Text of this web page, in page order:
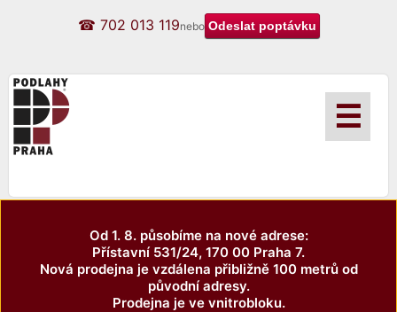
☎ 702 013 119nebo
☰
Od 1. 8. působíme na nové adrese:
Přístavní 531/24, 170 00 Praha 7.
Nová prodejna je vzdálena přibližně 100 metrů od
původní adresy.
Prodejna je ve vnitrobloku.